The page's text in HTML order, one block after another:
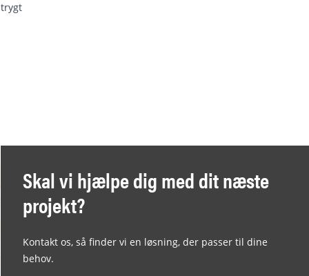
Skal vi hjælpe dig med dit næste
projekt?
Kontakt os, så finder vi en løsning, der passer til dine
behov.